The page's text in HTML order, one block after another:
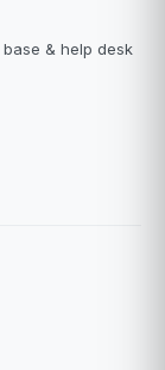
& help desk